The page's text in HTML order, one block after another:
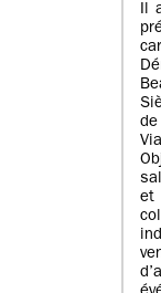
Il